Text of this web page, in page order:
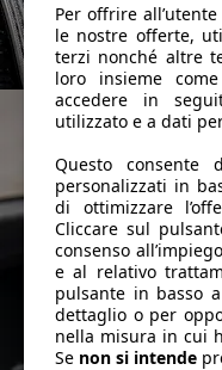
Per offrire
le nostre offerte,
terzi nonché altre
loro insieme
accedere in
utilizzato e a dati
Questo consente
personalizzati in
di ottimizzare
Cliccare sul
consenso
e al relativo
pulsante in basso
dettaglio o per
nella misura in cui
Se non si intende